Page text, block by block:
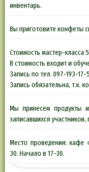
инвентарь.
Вы приготовите конфеты
Стоимость мастер-класса
В стоимость входит и
Запись по тел. 097-193-17-
Запись обязательна, т.к.
Мы принесем продукты
записавшихся
Место проведения: кафе
30. Начало в 17-30.